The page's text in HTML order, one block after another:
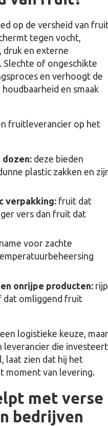
op de versheid van
tegen vocht,
druk en externe
of ongeschikte
en verhoogt de
en smaak
fruitleverancier op het
deze bieden
plastic zakken en
verpakking: fruit dat
vers dan fruit dat
voor zachte
onrijpe producten: rijp
dat omliggend fruit
logistieke keuze, maar
leverancier die investeert
laat zien dat hij het
moment van levering.
met verse
bedrijven